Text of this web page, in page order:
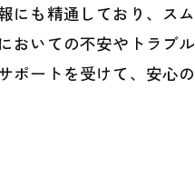
にも精通しており、ス
おいての不安やトラブ
ートを受けて、安心の